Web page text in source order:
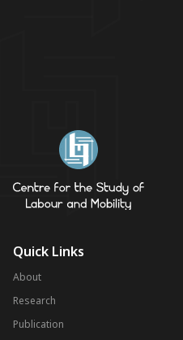
Quick Links
About
Research
Publication